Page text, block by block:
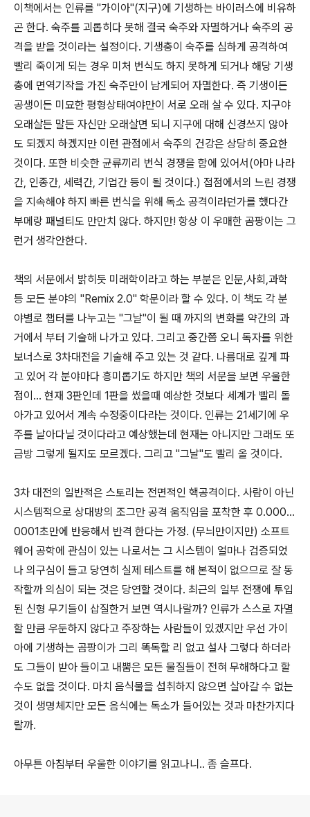
이책에서는 인류를 "가이아"(지구)에 기생하는 바이러스에 비유하
곤 한다. 숙주를 괴롭히다 못해 결국 숙주와 자멸하거나 숙주의 공
격을 받을 것이라는 설정이다. 기생충이 숙주를 심하게 공격하여
빨리 죽이게 되는 경우 미처 번식도 하지 못하게 되거나 해당 기생
충에 면역기작을 가진 숙주만이 남게되어 자멸한다. 즉 기생이든
공생이든 미묘한 평형상태여야만이 서로 오래 살 수 있다. 지구야
오래살든 말든 자신만 오래살면 되니 지구에 대해 신경쓰지 않아
도 되겠지 하겠지만 이런 관점에서 숙주의 건강은 상당히 중요한
것이다. 또한 비슷한 균류끼리 번식 경쟁을 함에 있어서(아마 나라
간, 인종간, 세력간, 기업간 등이 될 것이다.) 접점에서의 느린 경쟁
을 지속해야 하지 빠른 번식을 위해 독소 공격이라던가를 했다간
부메랑 패널티도 만만치 않다. 하지만! 항상 이 우매한 곰팡이는 그
런거 생각안한다.
책의 서문에서 밝히듯 미래학이라고 하는 부분은 인문,사회,과학
등 모든 분야의 "Remix 2.0" 학문이라 할 수 있다. 이 책도 각 분
야별로 챕터를 나누고는 "그날"이 될 때 까지의 변화를 약간의 과
거에서 부터 기술해 나가고 있다. 그리고 중간쯤 오니 독자를 위한
보너스로 3차대전을 기술해 주고 있는 것 같다. 나름대로 깊게 파
고 있어 각 분야마다 흥미롭기도 하지만 책의 서문을 보면 우울한
점이... 현재 3판인데 1판을 썼을때 예상한 것보다 세계가 빨리 돌
아가고 있어서 계속 수정중이다라는 것이다. 인류는 21세기에 우
주를 날아다닐 것이다라고 예상했는데 현재는 아니지만 그래도 또
금방 그렇게 될지도 모르겠다. 그리고 "그날"도 빨리 올 것이다.
3차 대전의 일반적은 스토리는 전면적인 핵공격이다. 사람이 아닌
시스템적으로 상대방의 조그만 공격 움직임을 포착한 후 0.000...
0001초만에 반응해서 반격 한다는 가정. (무늬만이지만) 소프트
웨어 공학에 관심이 있는 나로서는 그 시스템이 얼마나 검증되었
나 의구심이 들고 당연히 실제 테스트를 해 본적이 없으므로 잘 동
작할까 의심이 되는 것은 당연할 것이다. 최근의 일부 전쟁에 투입
된 신형 무기들이 삽질한거 보면 역시나랄까? 인류가 스스로 자멸
할 만큼 우둔하지 않다고 주장하는 사람들이 있겠지만 우선 가이
아에 기생하는 곰팡이가 그리 똑독할 리 없고 설사 그렇다 하더라
도 그들이 받아 들이고 내뿜은 모든 물질들이 전혀 무해하다고 할
수도 없을 것이다. 마치 음식물을 섭취하지 않으면 살아갈 수 없는
것이 생명체지만 모든 음식에는 독소가 들어있는 것과 마찬가지다
랄까.
아무튼 아침부터 우울한 이야기를 읽고나니.. 좀 슬프다.